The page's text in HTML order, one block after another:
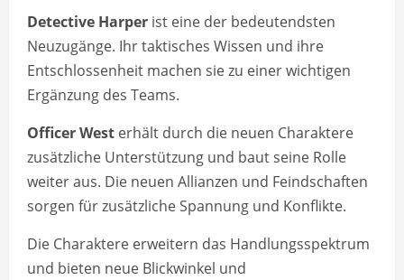
Detective Harper ist eine der bedeutendsten
Neuzugänge. Ihr taktisches Wissen und ihre
Entschlossenheit machen sie zu einer wichtigen
Ergänzung des Teams.
Officer West erhält durch die neuen Charaktere
zusätzliche Unterstützung und baut seine Rolle
weiter aus. Die neuen Allianzen und Feindschaften
sorgen für zusätzliche Spannung und Konflikte.
Die Charaktere erweitern das Handlungsspektrum
und bieten neue Blickwinkel und